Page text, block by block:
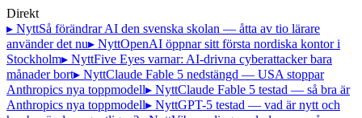
Direkt
▸ NyttSå förändrar AI den svenska skolan — åtta av tio lärare
använder det nu▸ NyttOpenAI öppnar sitt första nordiska kontor i
Stockholm▸ NyttFive Eyes varnar: AI-drivna cyberattacker bara
månader bort▸ NyttClaude Fable 5 nedstängd — USA stoppar
Anthropics nya toppmodell▸ NyttClaude Fable 5 testad — så bra är
Anthropics nya toppmodell▸ NyttGPT-5 testad — vad är nytt och